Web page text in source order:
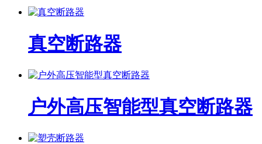
真空断路器
户外高压智能型真空断路器